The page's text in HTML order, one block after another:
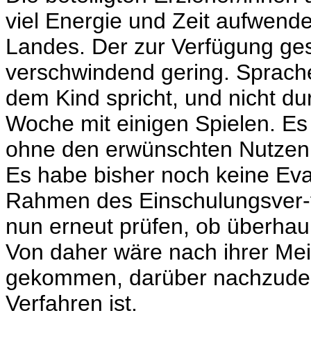
viel Energie und Zeit
Landes. Der zur Verfügung
verschwindend gering.
dem Kind spricht, und nicht
Woche mit einigen Spielen.
ohne den erwünschten
Es habe bisher noch keine
Rahmen des
nun erneut prüfen, ob
Von daher wäre nach ihrer
gekommen, darüber
Verfahren ist.